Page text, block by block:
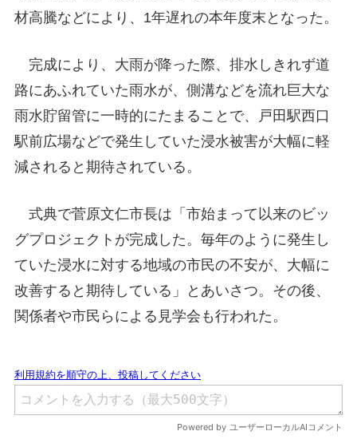
材高騰などにより、1年遅れの本年度末となった。
完成により、大雨が降った際、排水しきれず道
路にあふれていた雨水が、側溝などを流れ巨大な
雨水貯留管に一時的にたまることで、戸田駅西口
駅前広場などで発生していた浸水被害が大幅に軽
減されると期待されている。
式典で菅原文仁市長は「市始まって以来のビッ
グプロジェクトが完成した。毎年のように発生し
ていた浸水に対する地域の市民の不安が、大幅に
改善すると期待している」とあいさつ。その後、
関係者や市民らによる見学会も行われた。